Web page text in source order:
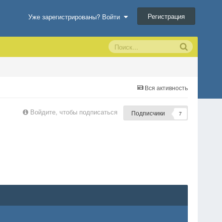
Уже зарегистрированы? Войти Регистрация
Вся активность
Войдите, чтобы подписаться Подписчики 7